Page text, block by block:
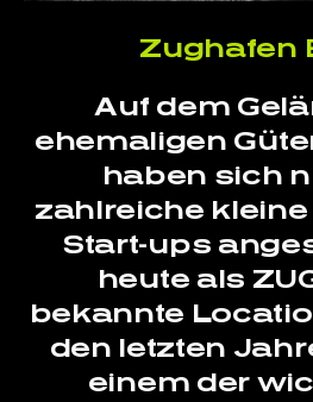
Zughafen
Auf dem
ehemaligen
haben sich
zahlreiche
Start-ups
heute als
bekannte
den letzten
einem der